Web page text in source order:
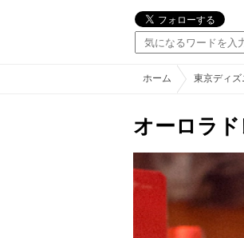
ホーム 東京ディズ
オーロラ